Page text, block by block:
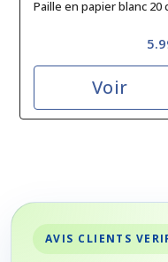
Paille en papier blanc 20
Voir
AVIS CLIENTS